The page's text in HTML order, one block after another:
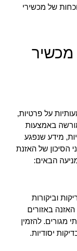
של מכשירי
מכשיר
על פרטיות,
באמצעות
מידע שנפגע
הסיכון של האזנת
הבאים:
וביקורות
באזורים
מגורים. להזמין
יסודיות.